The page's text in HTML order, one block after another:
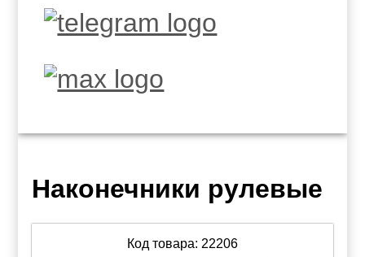
Наконечники рулевые
Код товара: 22206